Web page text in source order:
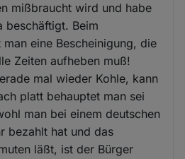
mißbraucht wird und habe
beschäftigt. Beim
eine Bescheinigung, die
Zeiten aufheben muß!
mal wieder Kohle, kann
platt behauptet man sei
man bei einem deutschen
bezahlt hat und das
läßt, ist der Bürger